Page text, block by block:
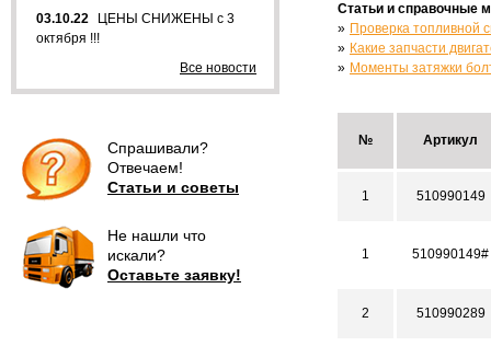
Статьи и справочные
Проверка топливной
Какие запчасти
Моменты затяжки
№ Артикул
1 510990149
1 510990149#
2 510990289
03.10.22
ЦЕНЫ СНИЖЕНЫ с 3
октября !!!
Все новости
Спрашивали?
Отвечаем!
Статьи и советы
Не нашли что
искали?
Оставьте заявку!